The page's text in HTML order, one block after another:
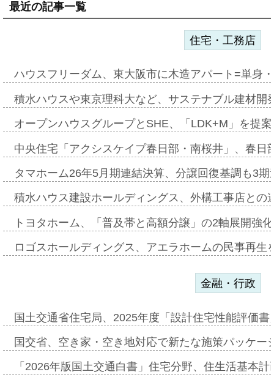
最近の記事一覧
住宅・工務店
ハウスフリーダム、東大阪市に木造アパート=単身
積水ハウスや東京理科大など、サステナブル建材
オープンハウスグループとSHE、「LDK+M」を提
中央住宅「アクシスケイプ春日部・南桜井」、春
タマホーム26年5月期連結決算、分譲回復基調も3
積水ハウス建設ホールディングス、外構工事店と
トヨタホーム、「普及帯と高額分譲」の2軸展開強
ロゴスホールディングス、アエラホームの民事再
金融・行政
国土交通省住宅局、2025年度「設計住宅性能評価
国交省、空き家・空き地対応で新たな施策パッケ
「2026年版国土交通白書」住宅分野、住生活基本